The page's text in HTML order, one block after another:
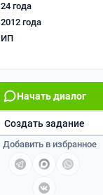
24 года
2012 года
ИП
Начать диалог
Создать задание
Добавить в избранное